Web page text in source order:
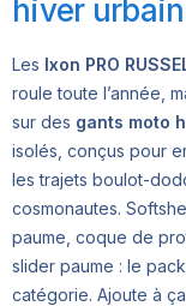
hiver
Les Ixon PRO
roule toute l’année,
sur des gants moto
isolés, conçus pour
les trajets boulot-
cosmonautes.
paume, coque de
slider paume : le
catégorie. Ajoute à